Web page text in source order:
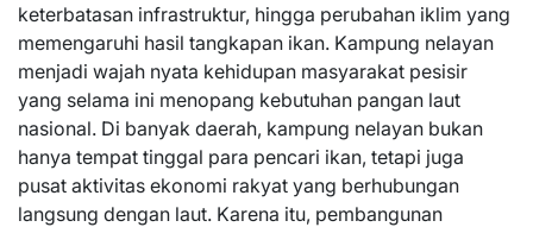
keterbatasan infrastruktur, hingga perubahan iklim yang
memengaruhi hasil tangkapan ikan. Kampung nelayan
menjadi wajah nyata kehidupan masyarakat pesisir
yang selama ini menopang kebutuhan pangan laut
nasional. Di banyak daerah, kampung nelayan bukan
hanya tempat tinggal para pencari ikan, tetapi juga
pusat aktivitas ekonomi rakyat yang berhubungan
langsung dengan laut. Karena itu, pembangunan